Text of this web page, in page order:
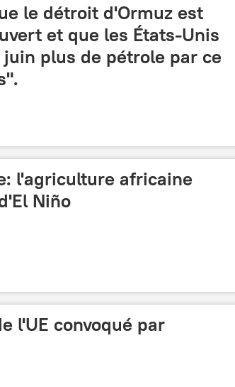
le détroit d'Ormuz est
et que les États-Unis
juin plus de pétrole par ce
l'agriculture africaine
Niño
l'UE convoqué par